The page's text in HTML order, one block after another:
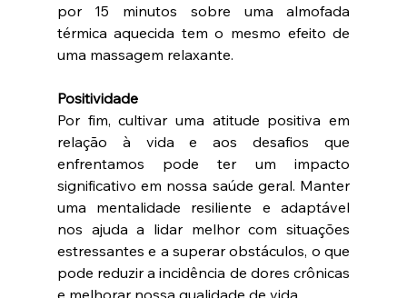
por 15 minutos sobre uma almofada
térmica aquecida tem o mesmo efeito de
uma massagem relaxante.
Positividade
Por fim, cultivar uma atitude positiva em
relação à vida e aos desafios que
enfrentamos pode ter um impacto
significativo em nossa saúde geral. Manter
uma mentalidade resiliente e adaptável
nos ajuda a lidar melhor com situações
estressantes e a superar obstáculos, o que
pode reduzir a incidência de dores crônicas